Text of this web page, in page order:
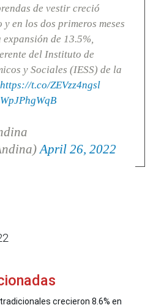
de vestir creció
y en los dos primeros meses
de 13.5%,
del Instituto de
y Sociales (IESS) de la
https://t.co/ZEVzz4ngsl
April 26, 2022
crecieron 8.6% en